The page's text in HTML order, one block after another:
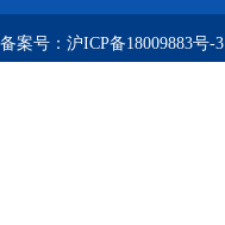
备案号： 沪ICP备18009883号-3